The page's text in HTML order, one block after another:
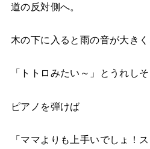
道の反対側へ。
木の下に入ると雨の音が大きく
「トトロみたい～」とうれしそ
ピアノを弾けば
「ママよりも上手いでしょ！